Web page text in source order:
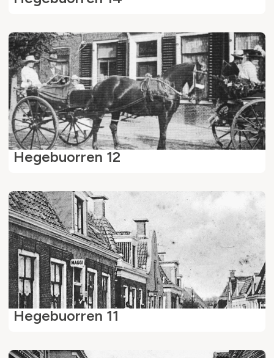
Hegebuorren 12
Hegebuorren 11